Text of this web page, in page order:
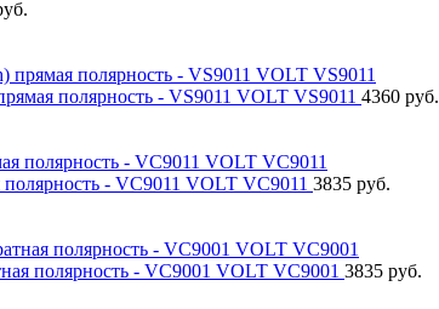
полярность - VS9011 VOLT VS9011 4360 руб.
- VC9011 VOLT VC9011 3835 руб.
полярность - VC9001 VOLT VC9001 3835 руб.